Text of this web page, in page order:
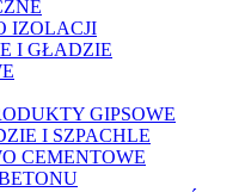
IZOLACJI
I GŁADZIE
GIPSOWE
I SZPACHLE
CEMENTOWE